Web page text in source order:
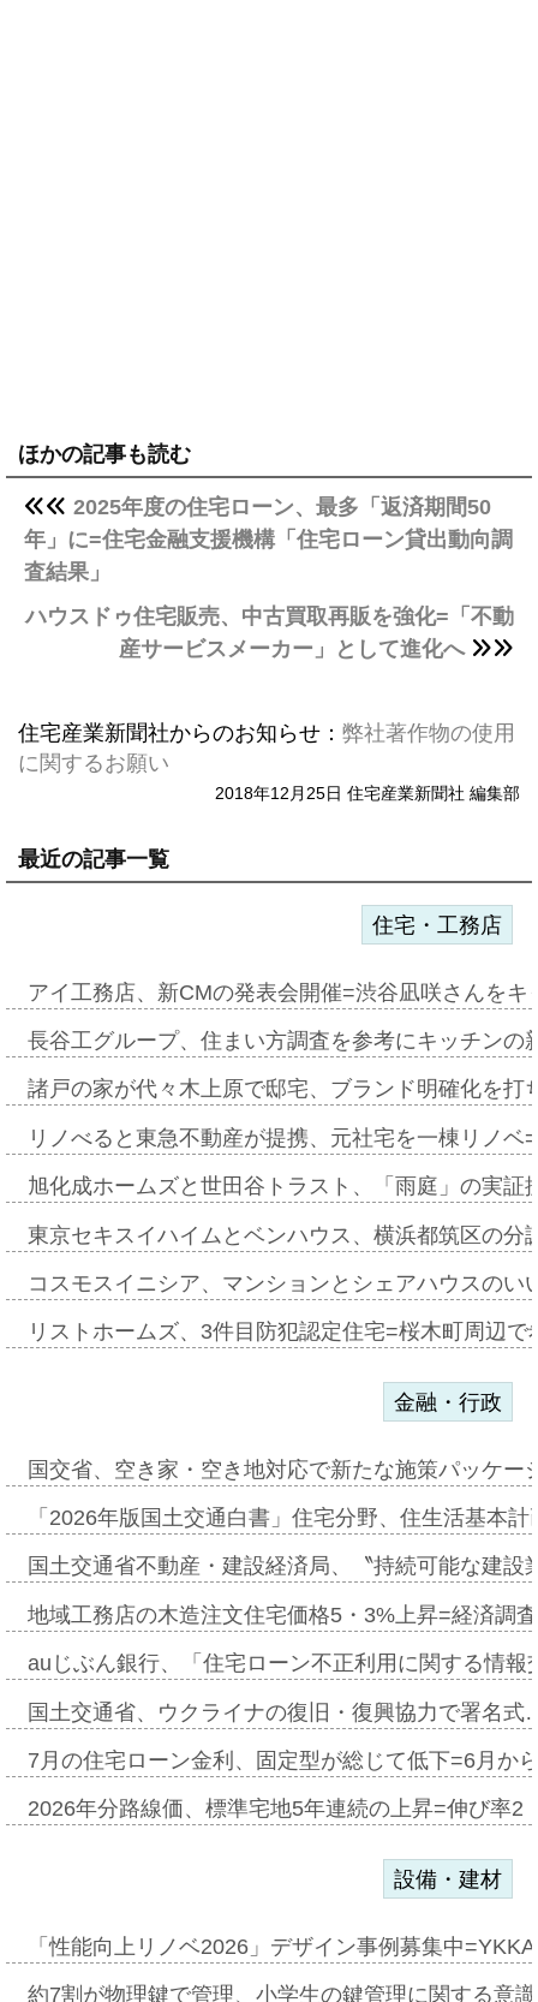
ほかの記事も読む
2025年度の住宅ローン、最多「返済期間50
年」に=住宅金融支援機構「住宅ローン貸出動向調
査結果」
ハウスドゥ住宅販売、中古買取再販を強化=「不動
産サービスメーカー」として進化へ
住宅産業新聞社からのお知らせ： 弊社著作物の使用
に関するお願い
2018年12月25日 住宅産業新聞社 編集部
最近の記事一覧
住宅・工務店
アイ工務店、新CMの発表会開催=渋谷凪咲さんを
長谷工グループ、住まい方調査を参考にキッチン
諸戸の家が代々木上原で邸宅、ブランド明確化を
リノべると東急不動産が提携、元社宅を一棟リノ
旭化成ホームズと世田谷トラスト、「雨庭」の実
東京セキスイハイムとベンハウス、横浜都筑区の
コスモスイニシア、マンションとシェアハウスの
リストホームズ、3件目防犯認定住宅=桜木町周辺
金融・行政
国交省、空き家・空き地対応で新たな施策パッケ
「2026年版国土交通白書」住宅分野、住生活基本
国土交通省不動産・建設経済局、〝持続可能な建
地域工務店の木造注文住宅価格5・3%上昇=経済調
auじぶん銀行、「住宅ローン不正利用に関する情
国土交通省、ウクライナの復旧・復興協力で署名
7月の住宅ローン金利、固定型が総じて低下=6月か
2026年分路線価、標準宅地5年連続の上昇=伸び率
設備・建材
「性能向上リノベ2026」デザイン事例募集中
約7割が物理鍵で管理、小学生の鍵管理に関する意